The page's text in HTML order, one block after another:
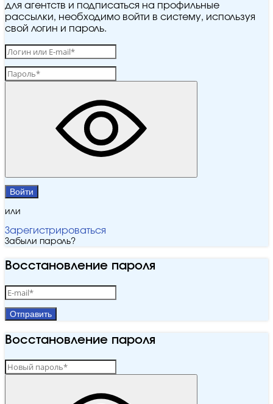
для агентств и подписаться на профильные
рассылки, необходимо войти в систему, используя
свой логин и пароль.
Войти
или
Зарегистрироваться
Забыли пароль?
Восстановление пароля
Отправить
Восстановление пароля